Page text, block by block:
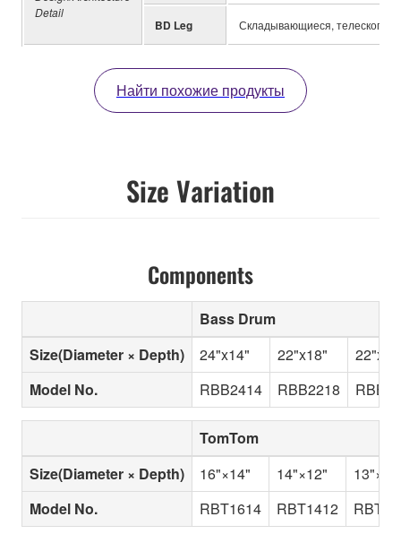
Detail
BD Leg Складывающиеся,
Найти похожие продукты
Size Variation
Components
Bass Drum
Size(Diameter × Depth)
24"x14" 22"x18"
Model No.
RBB2414 RBB2218
TomTom
Size(Diameter × Depth)
16"×14" 14"×12"
Model No.
RBT1614 RBT1412